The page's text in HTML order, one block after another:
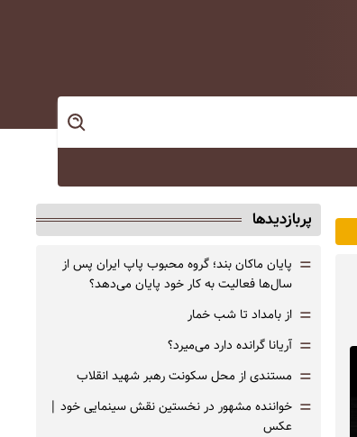
پربازدیدها
= پایان ماکان بند؛ گروه محبوب پاپ ایران پس از
سال‌ها فعالیت به کار خود پایان می‌دهد؟
= از بامداد تا شب خمار
= آریانا گرانده دارد می‌میرد؟
= مستندی از محل سکونت رهبر شهید انقلاب
= خواننده مشهور در نخستین نقش سینمایی خود |‌
عکس